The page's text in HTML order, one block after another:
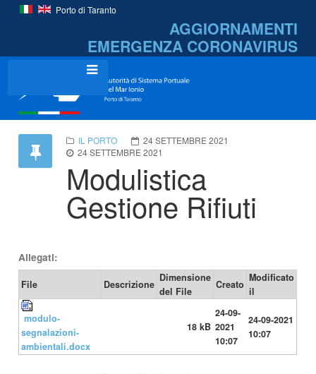
Porto di Taranto
AGGIORNAMENTI
EMERGENZA CORONAVIRUS
IL PORTO
24 SETTEMBRE 2021
24 SETTEMBRE 2021
Modulistica
Gestione Rifiuti
Allegati:
File Descrizione
Dimensione
del File
Creato
Modificato
il
modulo-
segnalazioni-
ambientali.docx
18 kB
24-09-
2021
10:07
24-09-2021
10:07